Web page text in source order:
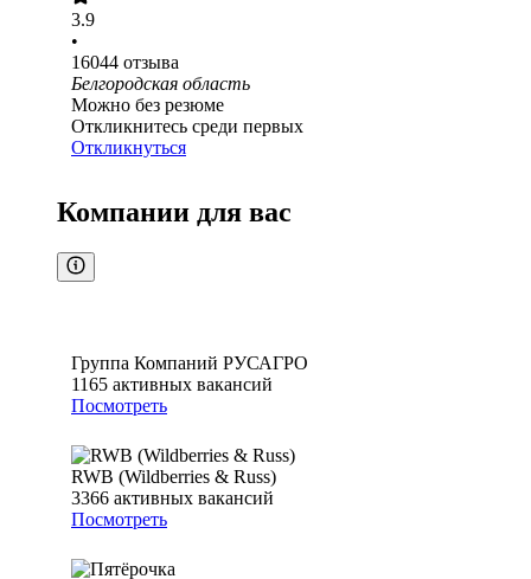
3.9
•
16044 отзыва
Белгородская область
Можно без резюме
Откликнитесь среди первых
Откликнуться
Компании для вас
Группа Компаний РУСАГРО
1165 активных вакансий
Посмотреть
RWB (Wildberries & Russ)
3366 активных вакансий
Посмотреть